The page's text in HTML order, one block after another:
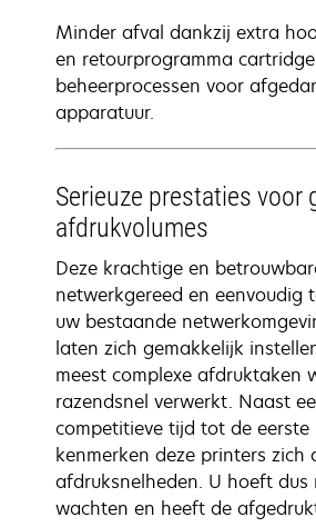
Minder afval dankzij extra
en retourprogramma
beheerprocessen voor
apparatuur.
Serieuze prestaties voor
afdrukvolumes
Deze krachtige en
netwerkgereed en eenvoudig
uw bestaande
laten zich gemakkelijk
meest complexe afdruktaken
razendsnel verwerkt. Naast
competitieve tijd tot de eerste
kenmerken deze printers zich
afdruksnelheden. U hoeft
wachten en heeft de